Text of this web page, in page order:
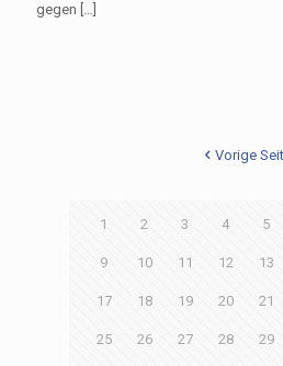
gegen […]
Vorige
1 2 3 4 5
9 10 11 12 13
17 18 19 20 21
25 26 27 28 29